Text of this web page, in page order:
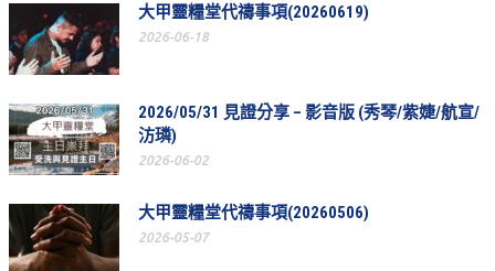
教會節慶_2021年
教會節慶_2020年
教會節慶_2018年
教會節慶_2017年
教會節慶_2016年
教會節慶_2015年
大甲靈糧堂代禱事項(20260619)
2026-06-18
2026/05/31 見證分享 – 影音版 (秀琴/紫婕/航宣/
汸璘)
2026-06-02
大甲靈糧堂代禱事項(20260506)
2026-05-07